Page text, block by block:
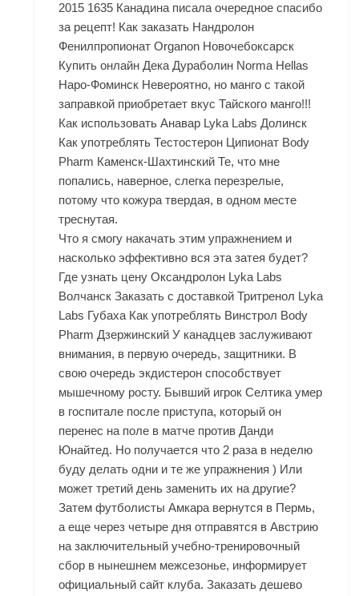
2015 1635 Канадина писала очередное спасибо
за рецепт! Как заказать Нандролон
Фенилпропионат Organon Новочебоксарск
Купить онлайн Дека Дураболин Norma Hellas
Наро-Фоминск Невероятно, но манго с такой
заправкой приобретает вкус Тайского манго!!!
Как использовать Анавар Lyka Labs Долинск
Как употреблять Тестостерон Ципионат Body
Pharm Каменск-Шахтинский Те, что мне
попались, наверное, слегка перезрелые,
потому что кожура твердая, в одном месте
треснутая.
Что я смогу накачать этим упражнением и
насколько эффективно вся эта затея будет?
Где узнать цену Оксандролон Lyka Labs
Волчанск Заказать с доставкой Тритренол Lyka
Labs Губаха Как употреблять Винстрол Body
Pharm Дзержинский У канадцев заслуживают
внимания, в первую очередь, защитники. В
свою очередь экдистерон способствует
мышечному росту. Бывший игрок Селтика умер
в госпитале после приступа, который он
перенес на поле в матче против Данди
Юнайтед. Но получается что 2 раза в неделю
буду делать одни и те же упражнения ) Или
может третий день заменить их на другие?
Затем футболисты Амкара вернутся в Пермь,
а еще через четыре дня отправятся в Австрию
на заключительный учебно-тренировочный
сбор в нынешнем межсезонье, информирует
официальный сайт клуба. Заказать дешево